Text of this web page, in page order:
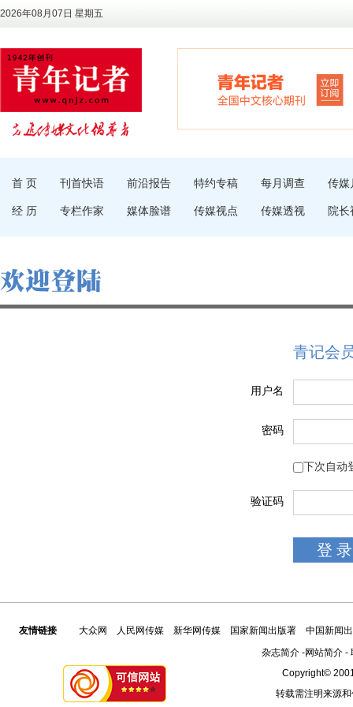
2026年08月07日 星期五
首 页 刊首快语 前沿报告 特约专稿 每月调查 传媒
经 历 专栏作家 媒体脸谱 传媒视点 传媒透视 院长
青记会
用户名
密码
下次自动
验证码
友情链接 大众网 人民网传媒 新华网传媒 国家新闻出版署
中国新闻
杂志简介 -网站简介 -
Copyright©
转载需注明来源